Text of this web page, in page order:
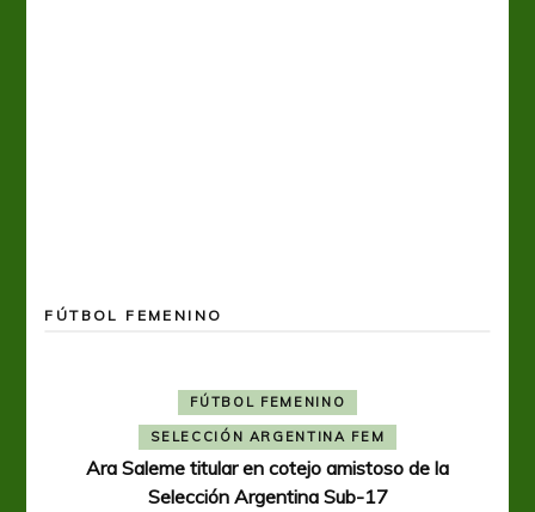
FÚTBOL FEMENINO
FÚTBOL FEMENINO
SELECCIÓN ARGENTINA FEM
Ara Saleme titular en cotejo amistoso de la
Selección Argentina Sub-17